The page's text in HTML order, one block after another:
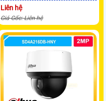
Liên hệ
Giá Gốc: Liên hệ